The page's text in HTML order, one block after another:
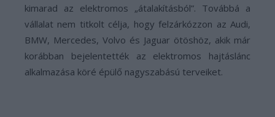
kimarad az elektromos „átalakításból”. Továbbá a
vállalat nem titkolt célja, hogy felzárkózzon az Audi,
BMW, Mercedes, Volvo és Jaguar ötöshöz, akik már
korábban bejelentették az elektromos hajtáslánc
alkalmazása köré épülő nagyszabású terveiket.